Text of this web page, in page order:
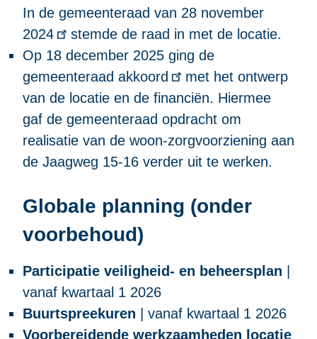
In de gemeenteraad van 28 november
2024
stemde de raad in met de locatie.
Op 18 december 2025 ging de
gemeenteraad akkoord
met het ontwerp
van de locatie en de financiën. Hiermee
gaf de gemeenteraad opdracht om
realisatie van de woon-zorgvoorziening aan
de Jaagweg 15-16 verder uit te werken.
Globale planning (onder
voorbehoud)
Participatie veiligheid- en beheersplan |
vanaf kwartaal 1 2026
Buurtspreekuren | vanaf kwartaal 1 2026
Voorbereidende werkzaamheden locatie